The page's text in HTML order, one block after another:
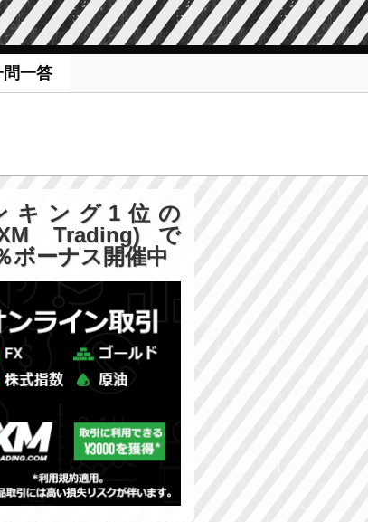
一答
キング1位の
Trading)で
ボーナス開催中